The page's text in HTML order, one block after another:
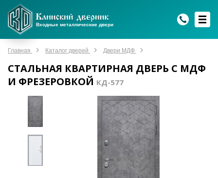
Входные металлические двери
Главная Каталог дверей Двери МДФ
СТАЛЬНАЯ КВАРТИРНАЯ ДВЕРЬ С МДФ
И ФРЕЗЕРОВКОЙ КД-577
Max
Мы онлайн!
WhatsApp
Мы онлайн!
Telegram
Мы онлайн!
Max
Мы онлайн!
WhatsApp
Мы онлайн!